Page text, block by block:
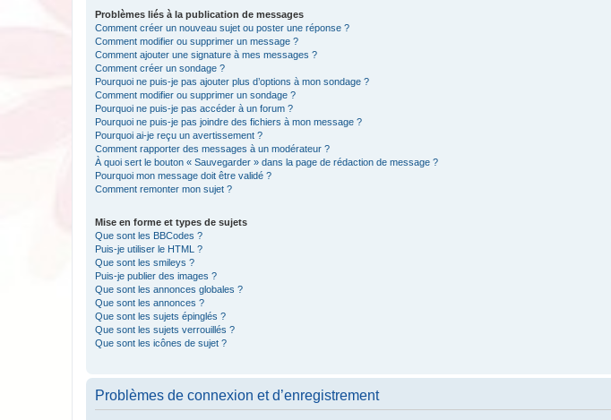
Problèmes liés à la publication de messages
Comment créer un nouveau sujet ou poster une réponse ?
Comment modifier ou supprimer un message ?
Comment ajouter une signature à mes messages ?
Comment créer un sondage ?
Pourquoi ne puis-je pas ajouter plus d’options à mon sondage ?
Comment modifier ou supprimer un sondage ?
Pourquoi ne puis-je pas accéder à un forum ?
Pourquoi ne puis-je pas joindre des fichiers à mon message ?
Pourquoi ai-je reçu un avertissement ?
Comment rapporter des messages à un modérateur ?
À quoi sert le bouton « Sauvegarder » dans la page de rédaction de message ?
Pourquoi mon message doit être validé ?
Comment remonter mon sujet ?
Mise en forme et types de sujets
Que sont les BBCodes ?
Puis-je utiliser le HTML ?
Que sont les smileys ?
Puis-je publier des images ?
Que sont les annonces globales ?
Que sont les annonces ?
Que sont les sujets épinglés ?
Que sont les sujets verrouillés ?
Que sont les icônes de sujet ?
Problèmes de connexion et d’enregistrement